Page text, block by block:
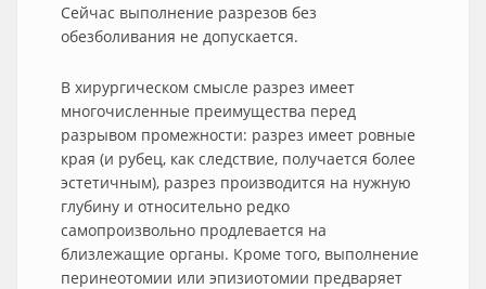
Сейчас выполнение разрезов без
обезболивания не допускается.
В хирургическом смысле разрез имеет
многочисленные преимущества перед
разрывом промежности: разрез имеет ровные
края (и рубец, как следствие, получается более
эстетичным), разрез производится на нужную
глубину и относительно редко
самопроизвольно продлевается на
близлежащие органы. Кроме того, выполнение
перинеотомии или эпизиотомии предваряет